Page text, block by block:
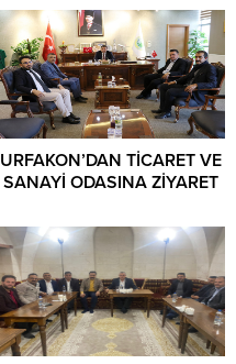
URFAKON’DAN TİCARET VE
SANAYİ ODASINA ZİYARET